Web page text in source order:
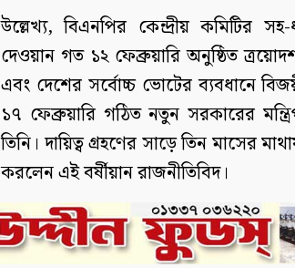
উল্লেখ্য, বিএনপির কেন্দ্রীয় কমিটির
দেওয়ান গত ১২ ফেব্রুয়ারি অনুষ্ঠিত ত্রয়োদশ
এবং দেশের সর্বোচ্চ ভোটের ব্যবধানে
১৭ ফেব্রুয়ারি গঠিত নতুন সরকারের
তিনি। দায়িত্ব গ্রহণের সাড়ে তিন মাসের
করলেন এই বর্ষীয়ান রাজনীতিবিদ।